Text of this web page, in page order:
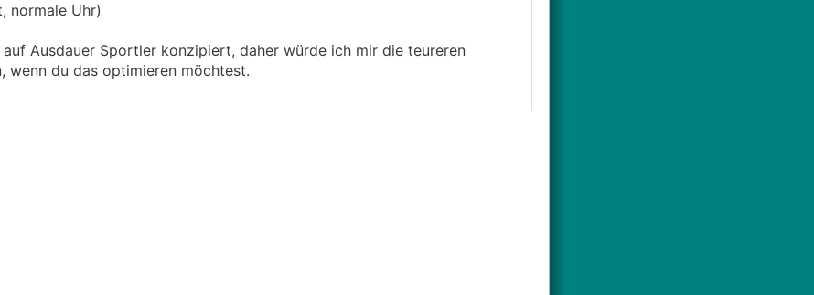
normale Uhr)
Ausdauer Sportler konzipiert, daher würde ich mir die teureren
wenn du das optimieren möchtest.